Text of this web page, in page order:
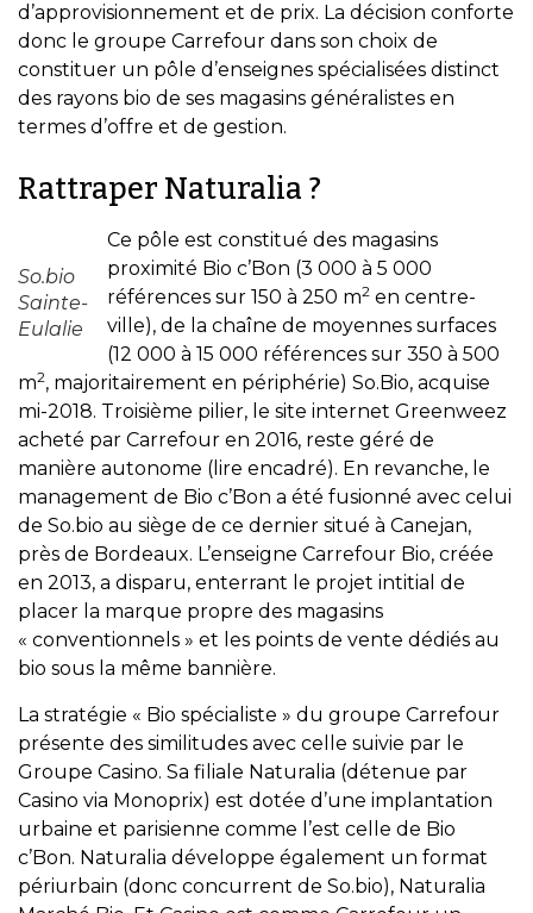
d’approvisionnement et de prix. La décision conforte
donc le groupe Carrefour dans son choix de
constituer un pôle d’enseignes spécialisées distinct
des rayons bio de ses magasins généralistes en
termes d’offre et de gestion.
Rattraper Naturalia ?
So.bio
Sainte-
Eulalie
Ce pôle est constitué des magasins
proximité Bio c’Bon (3 000 à 5 000
références sur 150 à 250 m2 en centre-
ville), de la chaîne de moyennes surfaces
(12 000 à 15 000 références sur 350 à 500
m2, majoritairement en périphérie) So.Bio, acquise
mi-2018. Troisième pilier, le site internet Greenweez
acheté par Carrefour en 2016, reste géré de
manière autonome (lire encadré). En revanche, le
management de Bio c’Bon a été fusionné avec celui
de So.bio au siège de ce dernier situé à Canejan,
près de Bordeaux. L’enseigne Carrefour Bio, créée
en 2013, a disparu, enterrant le projet intitial de
placer la marque propre des magasins
« conventionnels » et les points de vente dédiés au
bio sous la même bannière.
La stratégie « Bio spécialiste » du groupe Carrefour
présente des similitudes avec celle suivie par le
Groupe Casino. Sa filiale Naturalia (détenue par
Casino via Monoprix) est dotée d’une implantation
urbaine et parisienne comme l’est celle de Bio
c’Bon. Naturalia développe également un format
périurbain (donc concurrent de So.bio), Naturalia